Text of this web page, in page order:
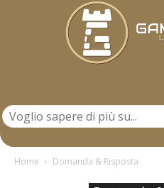
Home Domanda & Risposta